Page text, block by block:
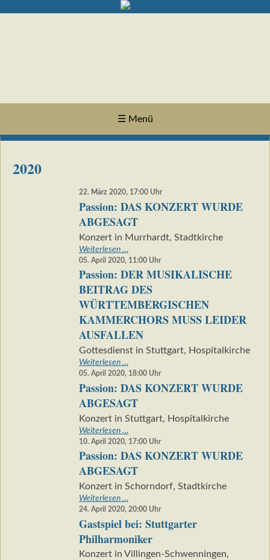
☰ Menü
2020
22. März 2020, 17:00 Uhr
Passion: DAS KONZERT WURDE
ABGESAGT
Konzert in Murrhardt, Stadtkirche
Weiterlesen …
DAS
KONZERT
ABGESAGT
05. April 2020, 11:00 Uhr
Passion: DER MUSIKALISCHE
BEITRAG DES
WÜRTTEMBERGISCHEN
KAMMERCHORS MUSS LEIDER
AUSFALLEN
Gottesdienst in Stuttgart, Hospitalkirche
Weiterlesen …Passion:
DER
MUSIKALISCHE
DES
WÜRTTEMBERGISCHEN
KAMMERCHORS
MUSS
LEIDER
AUSFALLEN
05. April 2020, 18:00 Uhr
Passion: DAS KONZERT WURDE
ABGESAGT
Konzert in Stuttgart, Hospitalkirche
Weiterlesen …
DAS
KONZERT
ABGESAGT
10. April 2020, 17:00 Uhr
Passion: DAS KONZERT WURDE
ABGESAGT
Konzert in Schorndorf, Stadtkirche
Weiterlesen …Passion:
DAS
KONZERT
ABGESAGT
24. April 2020, 20:00 Uhr
Gastspiel bei: Stuttgarter
Philharmoniker
Konzert in Villingen-Schwenningen,